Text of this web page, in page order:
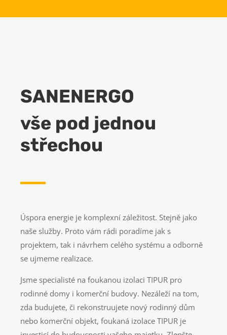
SANENERGO
vše pod jednou
střechou
Úspora energie je komplexní záležitost. Stejně jako
naše služby. Proto vám rádi poradíme jak s
projektem, tak i návrhem celého systému a odborně
se ujmeme realizace.
Jsme specialisté na foukanou izolaci TIPUR pro
rodinné domy i komerční budovy. Nezáleží na tom,
zda budujete, či rekonstruujete nový rodinný dům
nebo komerční objekt, foukaná izolace TIPUR je